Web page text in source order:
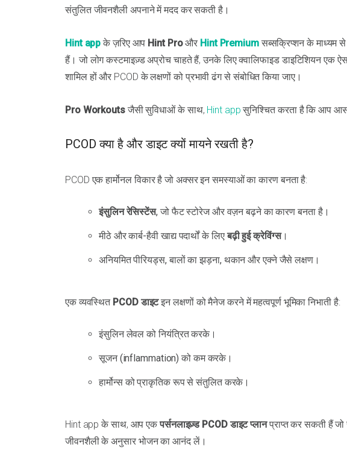
संतुलित जीवनशैली अपनाने में मदद कर सकती है।
Hint app के ज़रिए आप Hint Proऔर Hint Premiumसब्सक्रिप्शन के माध्यम
हैं। जो लोग कस्टमाइज़्ड अप्रोच चाहते हैं, उनके लिए क्वालिफाइड डाइटिशियन एक
शामिल हों और PCOD के लक्षणों को प्रभावी ढंग से संबोधित किया जाए।
Pro Workoutsजैसी सुविधाओं के साथ, Hint app सुनिश्चित करता है कि आप
PCOD क्या है और डाइट क्यों मायने रखती है?
PCOD एक हार्मोनल विकार है जो अक्सर इन समस्याओं का कारण बनता है:
इंसुलिन रेसिस्टेंस, जो फैट स्टोरेज और वज़न बढ़ने का कारण बनता है।
मीठे और कार्ब-हैवी खाद्य पदार्थों के लिएबढ़ी हुई क्रेविंग्स।
अनियमित पीरियड्स, बालों का झड़ना, थकान और एक्ने जैसे लक्षण।
एक व्यवस्थित PCOD डाइटइन लक्षणों को मैनेज करने में महत्वपूर्ण भूमिका निभाती है:
इंसुलिन लेवल को नियंत्रित करके।
सूजन (inflammation) को कम करके।
हार्मोन्स को प्राकृतिक रूप से संतुलित करके।
Hint app के साथ, आप एकपर्सनलाइज़्ड PCOD डाइट प्लानप्राप्त कर सकती हैं जो
जीवनशैली के अनुसार भोजन का आनंद लें।